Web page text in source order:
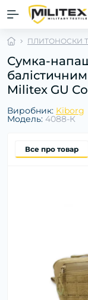
ПЛИТОНОСКИ
Сумка-
Militex GU
Виробник: Kiborg
Модель: 4088-К
Все про товар